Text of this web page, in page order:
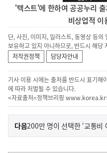
'텍스트'에 한하여 공공누리
비상업적 이
단, 사진, 이미지, 일러스트, 동영상 등
보유하고 있지 아니하므로, 반드시 해당
저작권정책
담당자안내
기사 이용 시에는 출처를 반드시 표기해
에 따라 처벌될 수 있습니다.
<자료출처=정책브리핑 www.korea.kr
이
전
다음기
200만 명이 선택한 ‘교통비